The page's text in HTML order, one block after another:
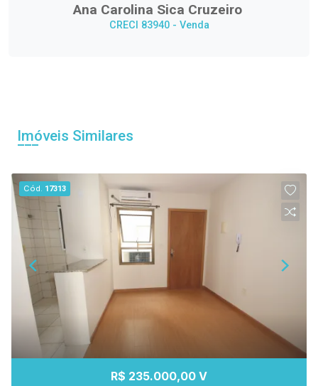
Ana Carolina Sica Cruzeiro
CRECI 83940 - Venda
Imóveis Similares
Cód. 17313
R$ 235.000,00 V